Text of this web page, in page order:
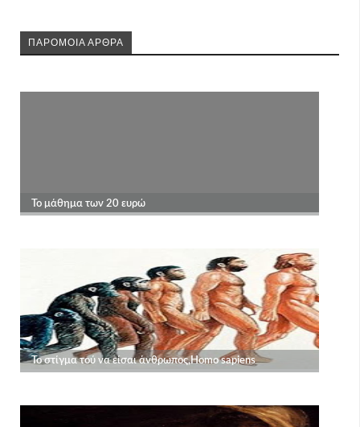
ΠΑΡΟΜΟΙΑ ΑΡΘΡΑ